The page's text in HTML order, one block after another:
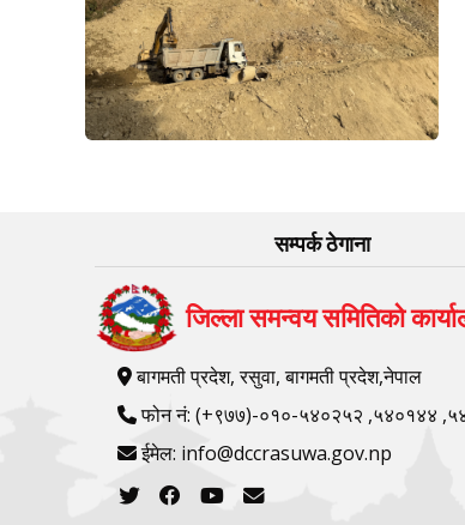
सम्पर्क ठेगाना
जिल्ला समन्वय समितिको
बागमती प्रदेश, रसुवा, बागमती प्रदेश,नेपाल
फोन नं: (+९७७)-०१०-५४०२५२ ,५४०१४४
ईमेल: info@dccrasuwa.gov.np